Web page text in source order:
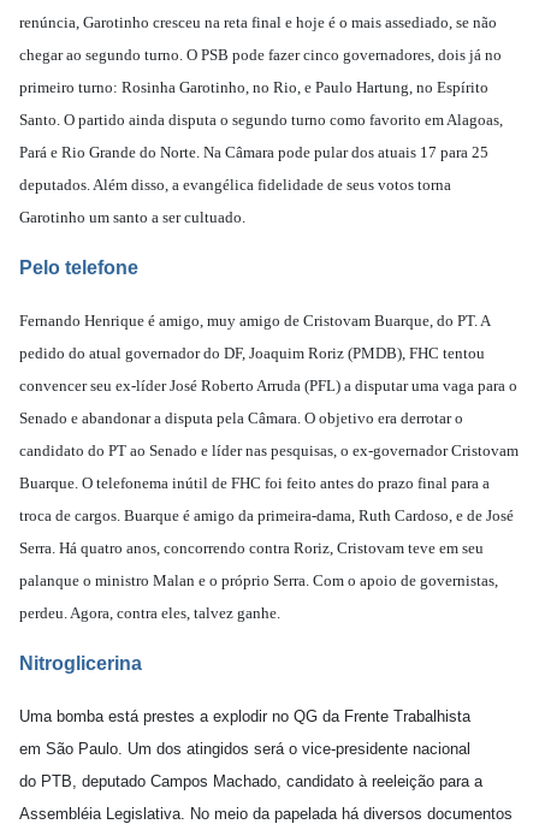
renúncia, Garotinho cresceu na reta final e hoje é o mais assediado, se não
chegar ao segundo turno. O PSB pode fazer cinco governadores, dois já no
primeiro turno: Rosinha Garotinho, no Rio, e Paulo Hartung, no Espírito
Santo. O partido ainda disputa o segundo turno como favorito em Alagoas,
Pará e Rio Grande do Norte. Na Câmara pode pular dos atuais 17 para 25
deputados. Além disso, a evangélica fidelidade de seus votos torna
Garotinho um santo a ser cultuado.
Pelo telefone
Fernando Henrique é amigo, muy amigo de Cristovam Buarque, do PT. A
pedido do atual governador do DF, Joaquim Roriz (PMDB), FHC tentou
convencer seu ex-líder José Roberto Arruda (PFL) a disputar uma vaga para o
Senado e abandonar a disputa pela Câmara. O objetivo era derrotar o
candidato do PT ao Senado e líder nas pesquisas, o ex-governador Cristovam
Buarque. O telefonema inútil de FHC foi feito antes do prazo final para a
troca de cargos. Buarque é amigo da primeira-dama, Ruth Cardoso, e de José
Serra. Há quatro anos, concorrendo contra Roriz, Cristovam teve em seu
palanque o ministro Malan e o próprio Serra. Com o apoio de governistas,
perdeu. Agora, contra eles, talvez ganhe.
Nitroglicerina
Uma bomba está prestes a explodir no QG da Frente Trabalhista
em São Paulo. Um dos atingidos será o vice-presidente nacional
do PTB, deputado Campos Machado, candidato à reeleição para a
Assembléia Legislativa. No meio da papelada há diversos documentos